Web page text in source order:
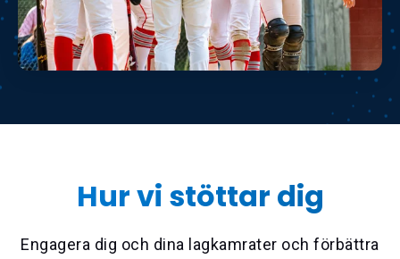
Hur vi stöttar dig
Engagera dig och dina lagkamrater och förbättra